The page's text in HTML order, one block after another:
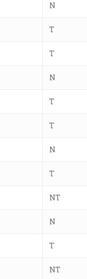
N
T
T
N
T
T
N
T
NT
N
T
NT